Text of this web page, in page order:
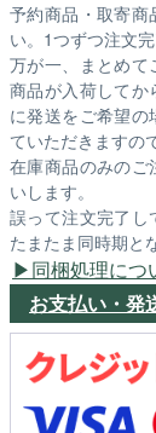
予約商品・取寄商
い。1つずつ注文
万が一、まとめ
商品が入荷して
に発送をご希望
ていただきますの
在庫商品のみの
いします。
誤って注文完了
たまたま同時期と
同梱処理につ
お支払い・発